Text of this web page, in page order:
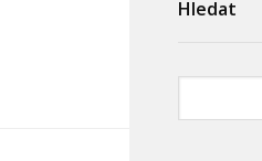
Hledat